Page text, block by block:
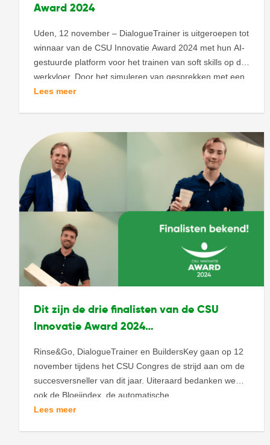
Award 2024
Uden, 12 november – DialogueTrainer is uitgeroepen tot
winnaar van de CSU Innovatie Award 2024 met hun AI-
gestuurde platform voor het trainen van soft skills op de
werkvloer. Door het simuleren van gesprekken met een
virtuele gesprekspartner biedt DialogueTrainer een
Lees meer
Dit zijn de drie finalisten van de CSU
Innovatie Award 2024…
Rinse&Go, DialogueTrainer en BuildersKey gaan op 12
november tijdens het CSU Congres de strijd aan om de
succesversneller van dit jaar. Uiteraard bedanken we
ook de Bloeiindex, de automatische
transportbandreiniger, ChargeHyve, SpeedDryer en Met
Lees meer